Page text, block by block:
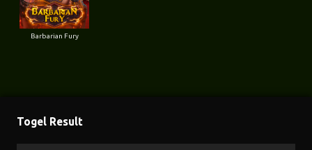
Barbarian Fury
Togel Result